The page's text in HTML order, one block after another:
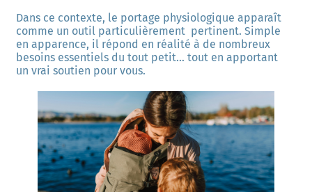
Dans ce contexte, le portage physiologique apparaît
comme un outil particulièrement  pertinent. Simple
en apparence, il répond en réalité à de nombreux
besoins essentiels du tout petit… tout en apportant
un vrai soutien pour vous.